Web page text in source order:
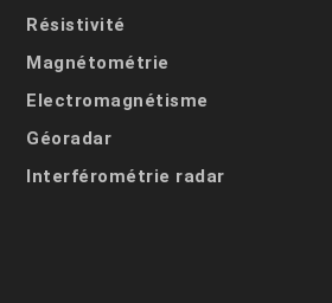
Résistivité
Magnétométrie
Electromagnétisme
Géoradar
Interférométrie radar